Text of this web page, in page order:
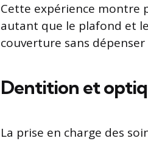
Cette expérience montre
autant que le plafond et
couverture sans dépenser
Dentition et
La prise en charge des